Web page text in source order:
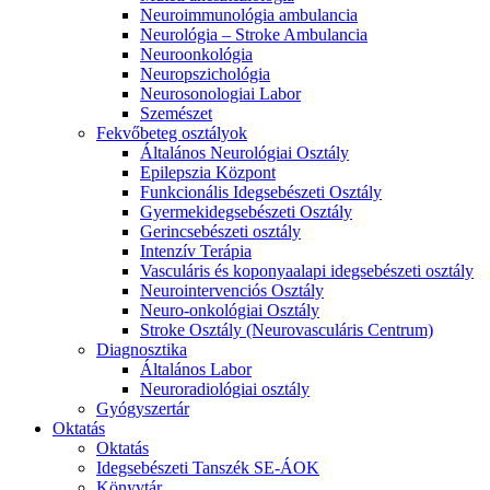
Neuroimmunológia ambulancia
Neurológia – Stroke Ambulancia
Neuroonkológia
Neuropszichológia
Neurosonologiai Labor
Szemészet
Fekvőbeteg osztályok
Általános Neurológiai Osztály
Epilepszia Központ
Funkcionális Idegsebészeti Osztály
Gyermekidegsebészeti Osztály
Gerincsebészeti osztály
Intenzív Terápia
Vasculáris és koponyaalapi idegsebészeti osztály
Neurointervenciós Osztály
Neuro-onkológiai Osztály
Stroke Osztály (Neurovasculáris Centrum)
Diagnosztika
Általános Labor
Neuroradiológiai osztály
Gyógyszertár
Oktatás
Oktatás
Idegsebészeti Tanszék SE-ÁOK